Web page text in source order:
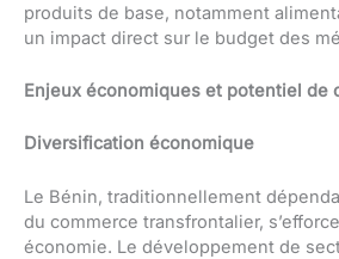
produits de base, notamment
un impact direct sur le budget des
Enjeux économiques et potentiel de
Diversification économique
Le Bénin, traditionnellement
du commerce transfrontalier,
économie. Le développement de